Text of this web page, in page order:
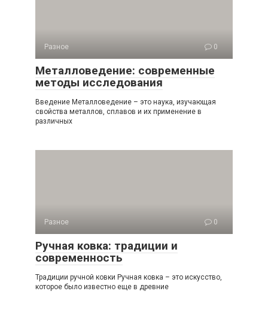
Разное 0
Металловедение: современные
методы исследования
Введение Металловедение – это наука, изучающая
свойства металлов, сплавов и их применение в
различных
Разное 0
Ручная ковка: традиции и
современность
Традиции ручной ковки Ручная ковка – это искусство,
которое было известно еще в древние